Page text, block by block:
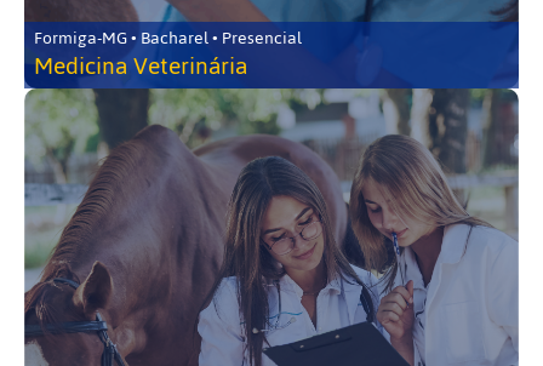
Formiga-MG • Bacharel • Presencial
Medicina Veterinária